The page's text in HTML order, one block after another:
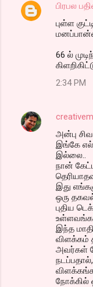
பிரபல
புள்ள
66 ல்
2:34 PM
அன்பு
இங்கே
இல்லை..
நான்
இது
ஒரு
புதிய
உள்ளவங்க
இந்த
விளக்கம்
அவர்கள்
நோக்கில்